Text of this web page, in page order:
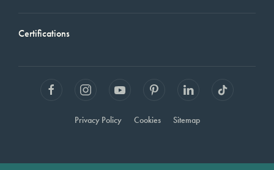
Certifications
Privacy Policy Cookies Sitemap